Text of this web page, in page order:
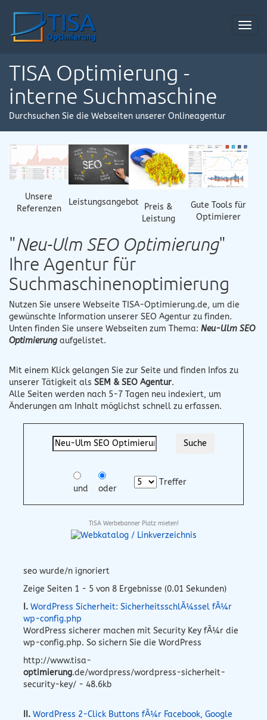
TISA Optimierung -
interne Suchmaschine
Durchsuchen Sie die Webseiten unserer Onlineagentur
Unsere
Referenzen
Leistungsangebot
Preis &
Leistung
Gute Tools für
Optimierer
"Neu-Ulm SEO Optimierung"
Ihre Agentur für
Suchmaschinenoptimierung
Nutzen Sie unsere Webseite TISA-Optimierung.de, um die
gewünschte Information unserer SEO Agentur zu finden.
Unten finden Sie unsere Webseiten zum Thema: Neu-Ulm SEO
Optimierungaufgelistet.
Mit einem Klick gelangen Sie zur Seite und finden Infos zu
unserer Tätigkeit als SEM & SEO Agentur.
Alle Seiten werden nach 5-7 Tagen neu indexiert, um
Änderungen am Inhalt möglichst schnell zu erfassen.
und oder
Treffer
TISA Werbebanner Platz mieten!
seo wurde/n ignoriert
Zeige Seiten 1 - 5 von 8 Ergebnisse (0.01 Sekunden)
I. WordPress Sicherheit: SicherheitsschlÃ¼ssel fÃ¼r
wp-config.php
WordPress sicherer machen mit Security Key fÃ¼r die
wp-config.php. So sichern Sie die WordPress
http://www.tisa-
optimierung.de/wordpress/wordpress-sicherheit-
security-key/ - 48.6kb
II. WordPress 2-Click Buttons fÃ¼r Facebook, Google